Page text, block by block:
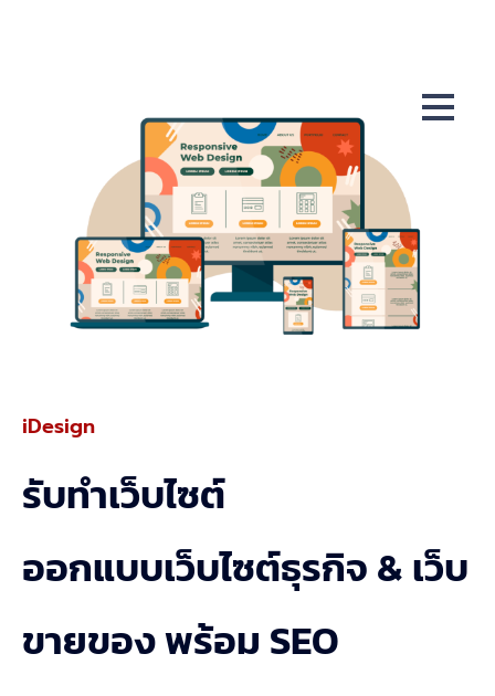
iDesign
รับทำเว็บไซต์
ออกแบบเว็บไซต์ธุรกิจ & เว็บ
ขายของ พร้อม SEO